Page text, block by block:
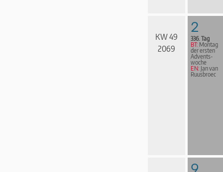
KW 49
2069
2
336. Tag
BT: Montag
der ersten
Advents­
woche
EN: Jan van
Ruusbroec
9